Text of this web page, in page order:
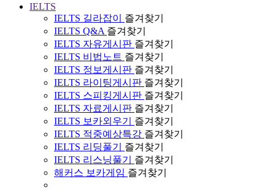
IELTS
IELTS 길라잡이
즐겨찾기
IELTS Q&A 즐겨찾기
IELTS 자유게시판 즐겨찾기
IELTS 비법노트 즐겨찾기
IELTS 정보게시판 즐겨찾기
IELTS 라이팅게시판 즐겨찾기
IELTS 스피킹게시판 즐겨찾기
IELTS 자료게시판 즐겨찾기
IELTS 보카외우기
즐겨찾기
IELTS 적중예상특강 즐겨찾기
IELTS 리딩풀기
즐겨찾기
IELTS 리스닝풀기
즐겨찾기
해커스 보카게임 즐겨찾기